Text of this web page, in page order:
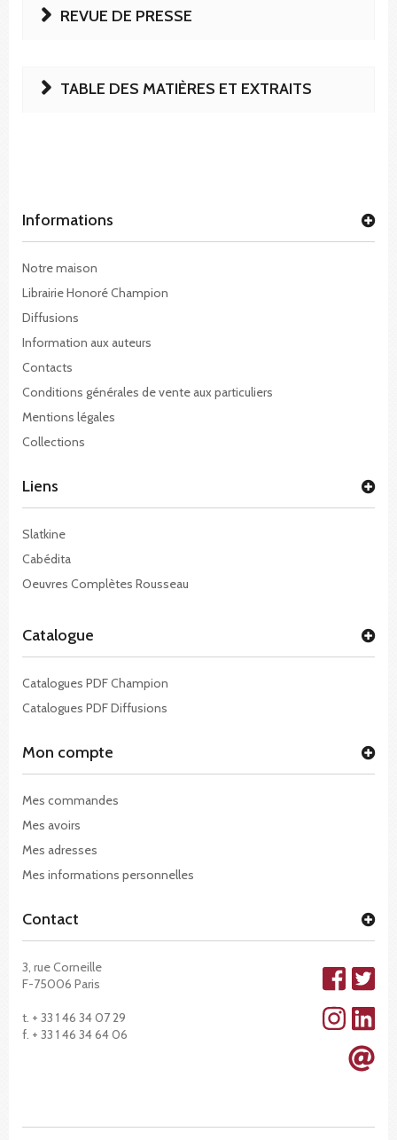
REVUE DE PRESSE
TABLE DES MATIÈRES ET EXTRAITS
Informations
Notre maison
Librairie Honoré Champion
Diffusions
Information aux auteurs
Contacts
Conditions générales de vente aux particuliers
Mentions légales
Collections
Liens
Slatkine
Cabédita
Oeuvres Complètes Rousseau
Catalogue
Catalogues PDF Champion
Catalogues PDF Diffusions
Mon compte
Mes commandes
Mes avoirs
Mes adresses
Mes informations personnelles
Contact
3, rue Corneille
F-75006 Paris
t. + 33 1 46 34 07 29
f. + 33 1 46 34 64 06